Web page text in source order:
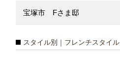
宝塚市 Fさま邸
スタイル別｜フレンチスタイル